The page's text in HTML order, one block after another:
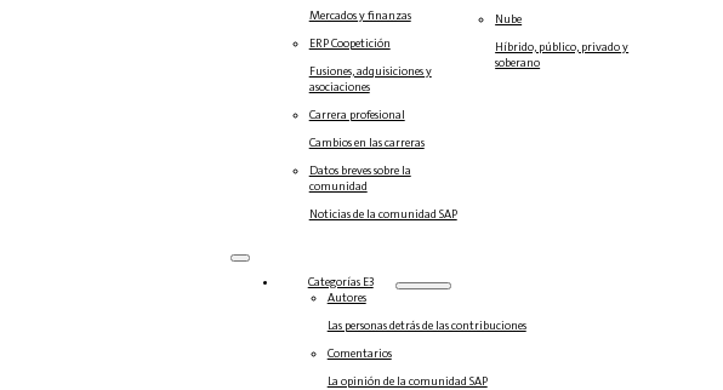
Mercados y finanzas
ERP Coopetición
Fusiones, adquisiciones y
asociaciones
Carrera profesional
Cambios en las carreras
Datos breves sobre la
comunidad
Noticias de la comunidad SAP
Nube
Híbrido, público, privado y
soberano
Categorías E3
Autores
Las personas detrás de las contribuciones
Comentarios
La opinión de la comunidad SAP